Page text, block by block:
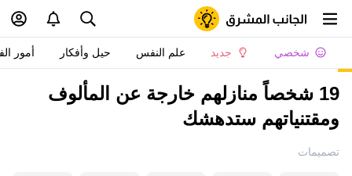
شخصي جديد علم النفس حيل وأفكار أمور
19 شخصاً منازلهم خارجة عن المألوف
ومقتنياتهم ستدهشك
تصميمات